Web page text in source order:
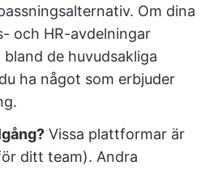
Om dina
och HR-avdelningar
de huvudsakliga
ha något som erbjuder
Vissa plattformar är
ditt team). Andra